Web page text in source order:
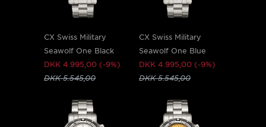
CX Swiss Military
Seawolf One Black
DKK 4.995,00 (-9%)
DKK 5.545,00
CX Swiss Military
Seawolf One Blue
DKK 4.995,00 (-9%)
DKK 5.545,00